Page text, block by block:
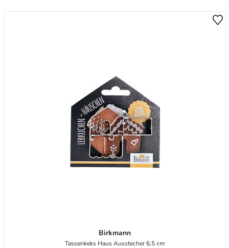
Birkmann
Tassenkeks Haus Ausstecher 6,5 cm